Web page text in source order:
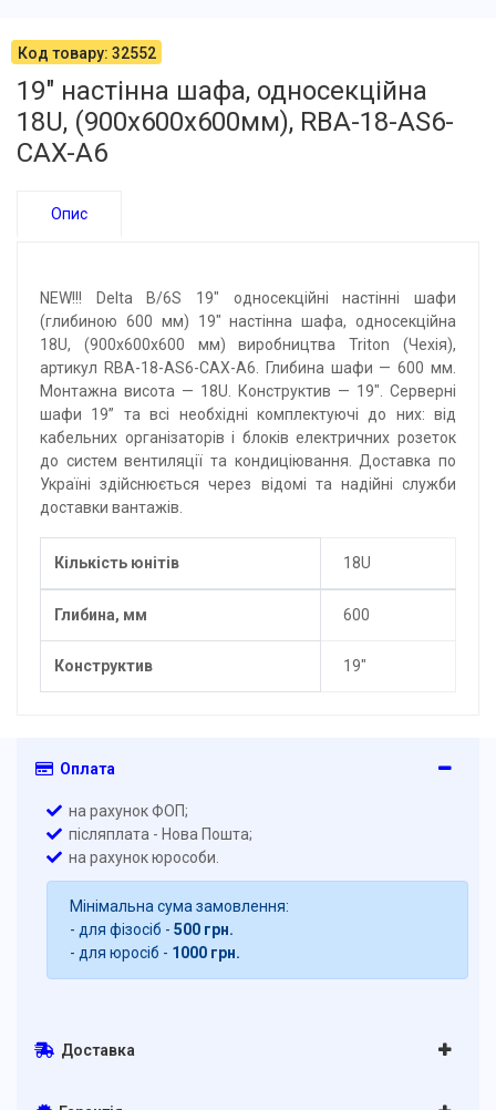
Код товару: 32552
19" настінна шафа, односекційна
18U, (900x600x600мм), RBA-18-AS6-
CAX-A6
Опис
NEW!!! Delta B/6S 19" односекційні настінні шафи
(глибиною 600 мм) 19" настінна шафа, односекційна
18U, (900х600х600 мм) виробництва Triton (Чехія),
артикул RBA-18-AS6-CAX-A6. Глибина шафи — 600 мм.
Монтажна висота — 18U. Конструктив — 19". Серверні
шафи 19” та всі необхідні комплектуючі до них: від
кабельних організаторів і блоків електричних розеток
до систем вентиляції та кондиціювання. Доставка по
Україні здійснюється через відомі та надійні служби
доставки вантажів.
Кількість юнітів 18U
Глибина, мм 600
Конструктив 19"
Оплата
на рахунок ФОП;
післяплата - Нова Пошта;
на рахунок юрособи.
Мінімальна сума замовлення:
- для фізосіб - 500 грн.
- для юросіб - 1000 грн.
Доставка